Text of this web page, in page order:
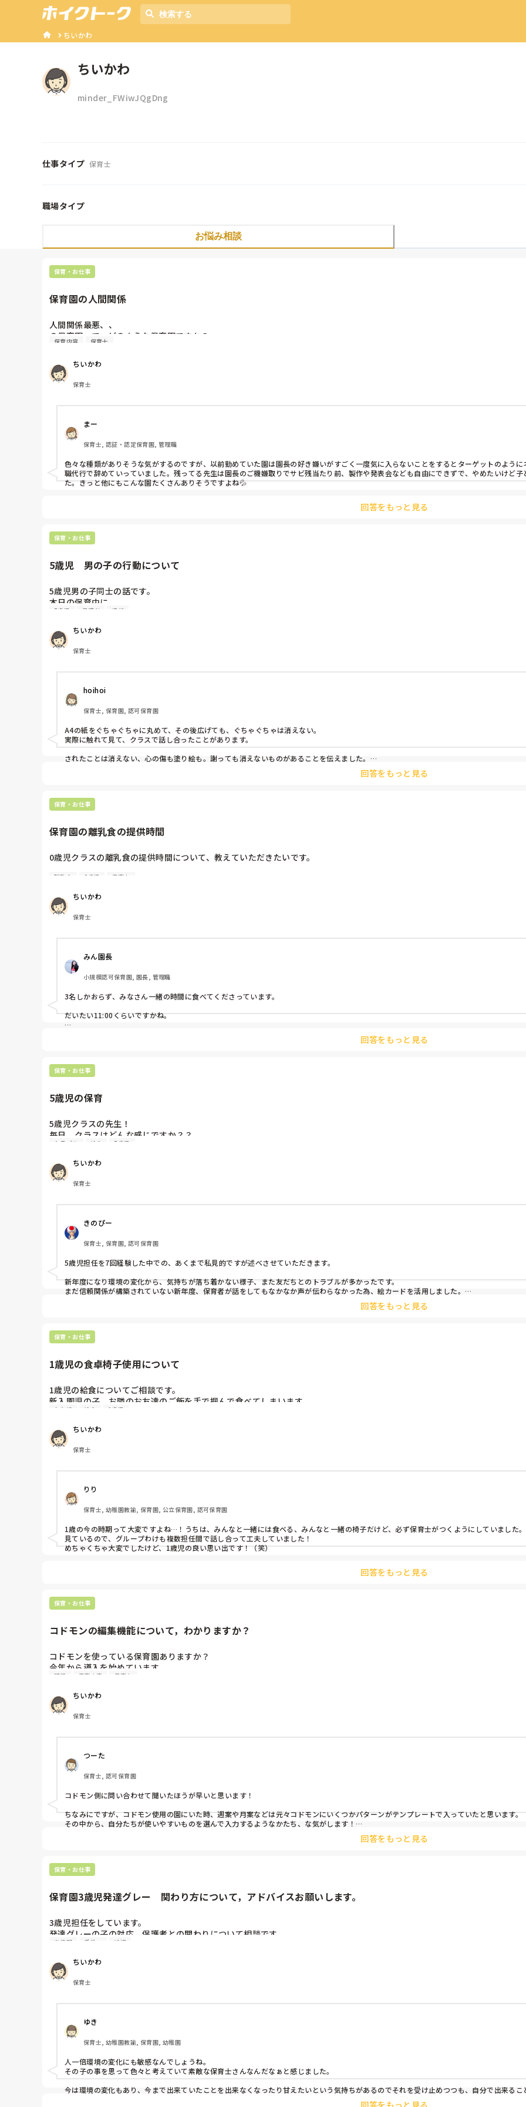
ちいかわ
ちいかわ
minder_FWiwJQgDng
仕事タイプ 保育士
職場タイプ
お悩み相談
保育・お仕事
保育園の人間関係
人間関係最悪、、
の保育園って、どのような保育園ですか？
保育内容 保育士
ちいかわ
保育士
まー
保育士, 認証・認定保育園, 管理職
色々な種類がありそうな気がするのですが、以前勤めていた園は園長の好き嫌いがすごく一度気に入らないことをするとターゲットのよう
職代行で辞めていっていました。残ってる先生は園長のご機嫌取りでサビ残当たり前、製作や発表会なども自由にできずで、やめたいけど
た。きっと他にもこんな園たくさんありそうですよね💦
回答をもっと見る
保育・お仕事
5歳児　男の子の行動について
5歳児男の子同士の話です。
本日の保育中に、
Aくんは、楽しいことがあったり、気分が高まると衝動的な行動をします。
Bくんはショックで泣いていました。
両者の保護者の方には現状を報告しています。
今後どのように声をかけていく。
担任としてもショッキングな出来事でした。
5歳児 保護者 担任
ちいかわ
保育士
hoihoi
保育士, 保育園, 認可保育園
A4の紙をぐちゃぐちゃに丸めて、その後広げても、ぐちゃぐちゃは消えない。
実際に触れて見て、クラスで話し合ったことがあります。
されたことは消えない、心の傷も塗り絵も。謝っても消えないものがあることを伝えました。
それだけで劇的に変わるわけではありませんが、泣いてしまったBくんのためにも、衝動が抑えられなかったAくんのためにも、クラスのみ
回答をもっと見る
保育・お仕事
保育園の離乳食の提供時間
0歳児クラスの離乳食の提供時間について、教えていただきたいです。
中期食
後期食
完了食
離乳食 0歳児 保育士
ちいかわ
保育士
みん園長
小規模認可保育園, 園長, 管理職
3名しかおらず、みなさん一緒の時間に食べてくださっています。
だいたい11:00くらいですかね。
回答をもっと見る
保育・お仕事
5歳児の保育
5歳児クラスの先生！
毎日、クラスはどんな感じですか？？
声が大きい
順番に関してのトラブル
◯◯くんが〜してたっていう報告
食事の仕方
あらゆる面で気になることがあり
声をかけてしまいます。子どもたちにとっては
口うるさいなーと思っていると思います。
私自身、これで良いのかな？と思うことばかりで悩んでいます。
どこまで見守り、
トラブル 給食 5歳児
ちいかわ
保育士
きのぴー
保育士, 保育園, 認可保育園
5歳児担任を7回経験した中での、あくまで私見的ですが述べさせていただきます。
新年度になり環境の変化から、気持ちが落ち着かない様子、また友だちとのトラブルが多かったです。
まだ信頼関係が構築されていない新年度、保育者が話をしてもなかなか声が伝わらなかった為、絵カードを活用しました。
伝えたいことはちょっとずつにし、子どもたちの目につく場所に貼りました。
あとは沢山沢山子どもたちと遊びました！遊んで子どもたちとの心の距離が近くなると、自然とトラブル等減少しました。また安心感から
回答をもっと見る
保育・お仕事
1歳児の食卓椅子使用について
1歳児の給食についてご相談です。
新入園児の子、お隣のお友達のご飯を手で掴んで食べてしまいます。
★まだ1歳になったばかりで、食卓椅子を使用するのは、やはり疎外感などができてダメですよね？？
みなさんの保育園の1歳児の食事どうされていますか？？
お友達 給食 1歳児
ちいかわ
保育士
りり
保育士, 幼稚園教諭, 保育園, 公立保育園, 認可保育園
1歳の今の時期って大変ですよね…！うちは、みんなと一緒には食べる、みんなと一緒の椅子だけど、必ず保育士がつくようにしていまし
見ているので、グループわけも複数担任間で話し合って工夫していました！
めちゃくちゃ大変でしたけど、1歳児の良い思い出です！（笑）
回答をもっと見る
保育・お仕事
コドモンの編集機能について，わかりますか？
コドモンを使っている保育園ありますか？
今年から導入を始めています。
★週案なのですが、元々ある書式(標準テンプレート)を編集できるのでしょうか？
または、オリジナルテンプレートでこれまで使っていた書式を新規登録として行いたいのですが、うまく反映されません。
わかる方いらっしゃいますでしょうか？？
また、これまで使ってい他，他の書類をエクセルから入れることってできるのでしょうか。
全てICT化になったら、
仕事が捗ると思います。
記録 保育内容 保育士
ちいかわ
保育士
つーた
保育士, 認可保育園
コドモン側に問い合わせて聞いたほうが早いと思います！
ちなみにですが、コドモン使用の園にいた時、週案や月案などは元々コドモンにいくつかパターンがテンプレートで入っていたと思います。
その中から、自分たちが使いやすいものを選んで入力するようなかたち、な気がします！
Excelからコドモンに…は、当時はできなかったので。
回答をもっと見る
保育・お仕事
保育園3歳児発達グレー　関わり方について，アドバイスお願いします。
3歳児担任をしています。
発達グレーの子の対応、保護者との関わりについて相談です。
★1歳児より入園。その時から、保育士目線で、あれ？ちょっと個別対応が必要な子かな？と様子見。
★2歳児では、思いっきり個別対応。言葉も出ない，強い癇癪。生活面の自立がない。
⇨保護者面談入れましたが、両親自身に危機感がない。
1歳児の時点で，市役所から保育園に来る，臨床心理士さん，発達の専門関係の人に年3回程見てもらっていましたが、声を
★3歳児。
いよいよ幼児クラス。
言葉も，増え、指示も通るようになった。
切り替えもできるようになり、着替え，食事みるみるうちに絶好調！
そんななか母の妊娠がわかり、11月に赤ちゃんが産まれお兄さんになりました。
はじめのうちは、変化はありませんでしたが2月に入り，振り出しに戻りました。
着替え⇨できない、やってやってと大泣き。暴れる。
市役所 手洗い 妊娠
ちいかわ
保育士
ゆき
保育士, 幼稚園教諭, 保育園, 幼稚園
人一倍環境の変化にも敏感なんでしょうね。
その子の事を思って色々と考えていて素敵な保育士さんなんだなぁと感じました。
今は環境の変化もあり、今まで出来ていたことを出来なくなったり甘えたいという気持ちがあるのでそれを受け止めつつも、自分で出来るこ